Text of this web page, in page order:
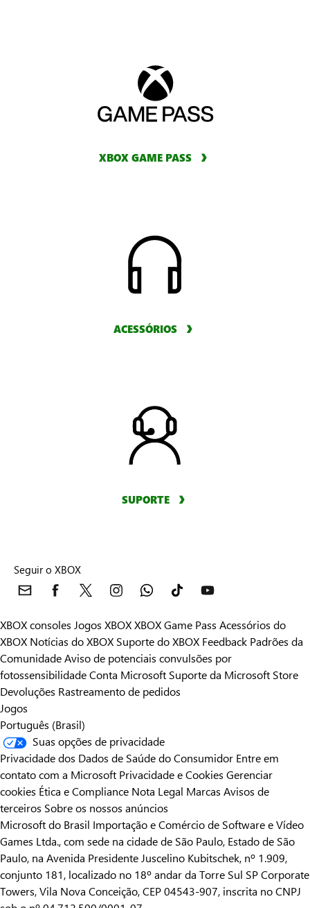
XBOX GAME PASS
ACESSÓRIOS
SUPORTE
Seguir o XBOX
XBOX consoles Jogos XBOXXBOX Game Pass Acessórios do
XBOX Notícias do XBOX Suporte do XBOX Feedback Padrões da
ComunidadeAviso de potenciais convulsões por
fotossensibilidadeConta Microsoft Suporte da Microsoft Store
Devoluções Rastreamento de pedidos
Jogos
Português (Brasil)
Suas opções de privacidade
Privacidade dos Dados de Saúde do Consumidor Entre em
contato com a Microsoft Privacidade e Cookies Gerenciar
cookies Ética e Compliance Nota Legal Marcas Avisos de
terceiros Sobre os nossos anúncios
Microsoft do Brasil Importação e Comércio de Software e Vídeo
Games Ltda., com sede na cidade de São Paulo, Estado de São
Paulo, na Avenida Presidente Juscelino Kubitschek, nº 1.909,
conjunto 181, localizado no 18º andar da Torre Sul SP Corporate
Towers, Vila Nova Conceição, CEP 04543-907, inscrita no CNPJ